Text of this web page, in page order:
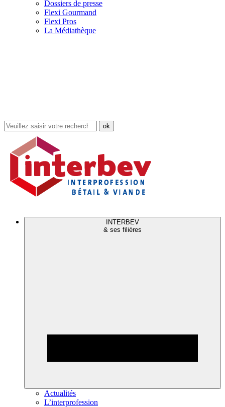
Dossiers de presse
Flexi Gourmand
Flexi Pros
La Médiathèque
Rechercher
dans
site
INTERBEV
& ses filières
Actualités
L’interprofession